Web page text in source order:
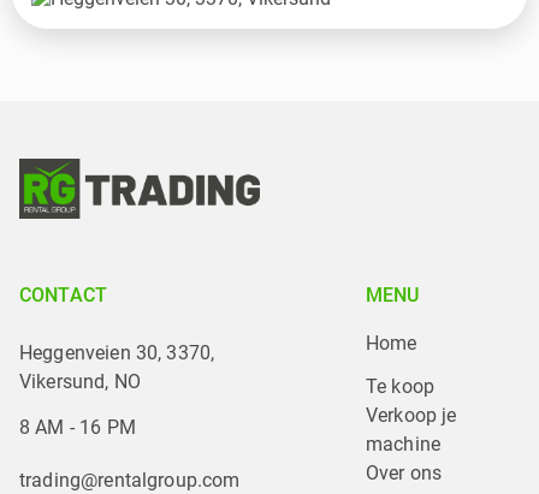
CONTACT
Heggenveien 30, 3370,
Vikersund, NO
8 AM - 16 PM
trading@rentalgroup.com
MENU
Home
Te koop
Verkoop je
machine
Over ons